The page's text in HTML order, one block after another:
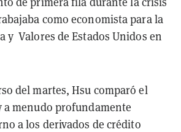
como economista para la
y Valores de Estados Unidos en
del martes, Hsu comparó el
menudo profundamente
a los derivados de crédito